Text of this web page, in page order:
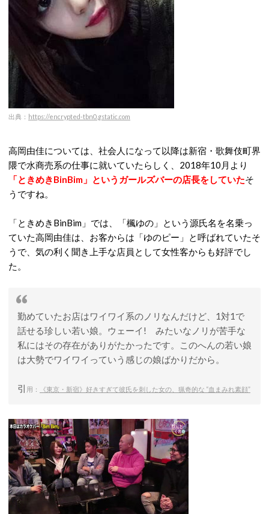
出典： https://encrypted-tbn0.gstatic.com
高岡由佳については、社会人になって以降は新宿・歌舞伎町界
隈で水商売系の仕事に就いていたらしく、2018年10月より
「ときめきBinBim」というガールズバーの店長をしていたそ
うですね。
「ときめきBinBim」では、「楓ゆの」という源氏名を名乗っ
ていた高岡由佳は、お客からは「ゆのピー」と呼ばれていたそ
うで、気の利く聞き上手な店員として女性客からも好評でし
た。
勤めていたお店はワイワイ系のノリなんだけど、1対1で
話せる珍しい若い娘。ウェーイ! みたいなノリが苦手な
私にはその存在がありがたかったです。このへんの若い娘
は大勢でワイワイっていう感じの娘ばかりだから。
引 用： 《東京・新宿》好きすぎて彼氏を刺した女の、猟奇的な “血まみれ素顔”